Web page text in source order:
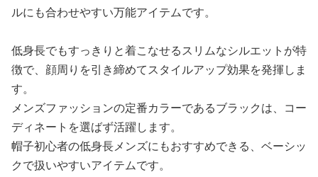
ルにも合わせやすい万能アイテムです。
低身長でもすっきりと着こなせるスリムなシルエットが特
徴で、顔周りを引き締めてスタイルアップ効果を発揮しま
す。
メンズファッションの定番カラーであるブラックは、コー
ディネートを選ばず活躍します。
帽子初心者の低身長メンズにもおすすめできる、ベーシッ
クで扱いやすいアイテムです。